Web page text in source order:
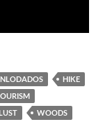
HIKE
WOODS